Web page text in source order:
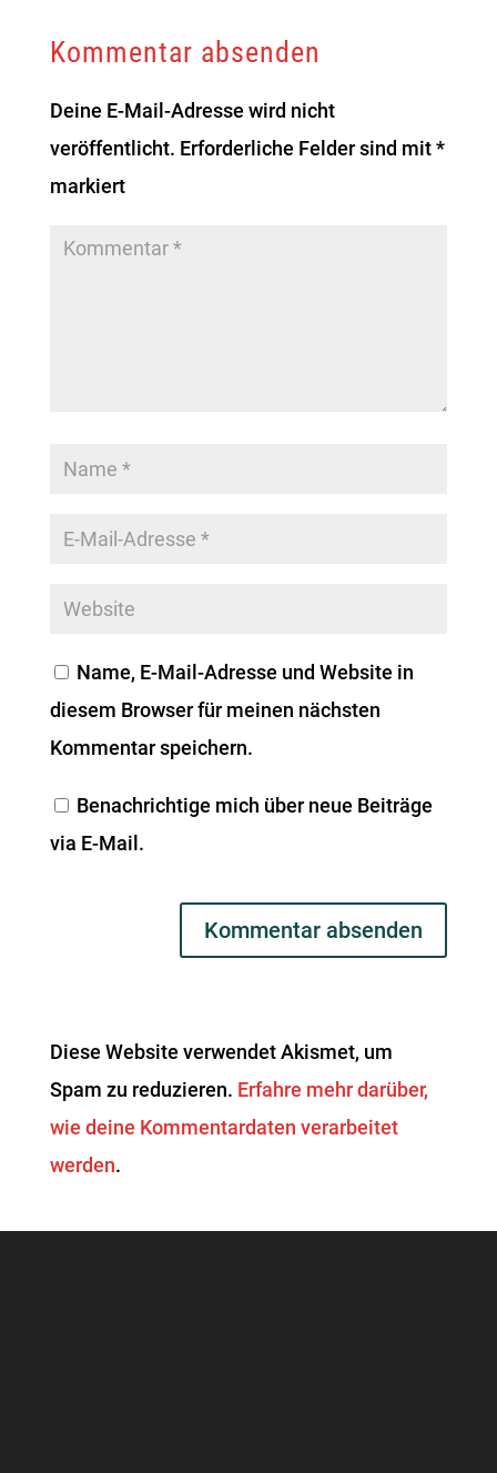
Kommentar absenden
Deine E-Mail-Adresse wird nicht
veröffentlicht. Erforderliche Felder sind mit*
markiert
Name, E-Mail-Adresse und Website in
diesem Browser für meinen nächsten
Kommentar speichern.
Benachrichtige mich über neue Beiträge
via E-Mail.
Diese Website verwendet Akismet, um
Spam zu reduzieren. Erfahre mehr darüber,
wie deine Kommentardaten verarbeitet
werden.